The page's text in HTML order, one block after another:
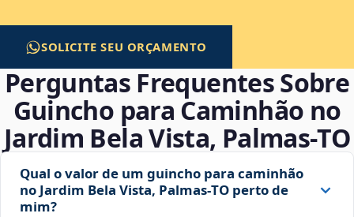
SOLICITE SEU ORÇAMENTO
Perguntas Frequentes Sobre
Guincho para Caminhão no
Jardim Bela Vista, Palmas‑TO
Qual o valor de um guincho para caminhão
no Jardim Bela Vista, Palmas‑TO perto de
mim?